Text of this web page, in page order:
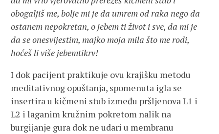
obogaljiš me, bolje mi je da umrem od raka nego da
ostanem nepokretan, o jebem ti život i sve, da mi je
da se onesvijestim, majko moja mila što me rodi,
hoćeš li više jebemtikrv!
I dok pacijent praktikuje ovu krajišku metodu
meditativnog opuštanja, spomenuta igla se
insertira u kičmeni stub između pršljenova L1 i
L2 i laganim kružnim pokretom nalik na
burgijanje gura dok ne udari u membranu